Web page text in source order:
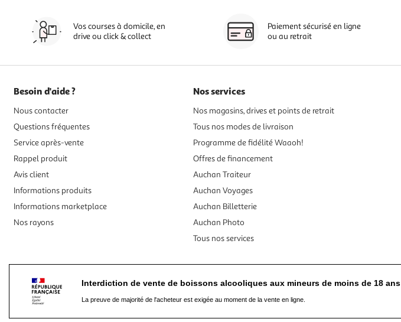
Vos courses à domicile, en
drive ou click & collect
Paiement sécurisé en ligne
ou au retrait
Besoin d'aide ?
Nous contacter
Questions fréquentes
Service après-vente
Rappel produit
Avis client
Informations produits
Informations marketplace
Nos rayons
Nos services
Nos magasins, drives et points de retrait
Tous nos modes de livraison
Programme de fidélité Waaoh!
Offres de financement
Auchan Traiteur
Auchan Voyages
Auchan Billetterie
Auchan Photo
Tous nos services
Interdiction de vente de boissons alcooliques aux mineurs de moins de 18 ans
La preuve de majorité de l'acheteur est exigée au moment de la vente en ligne.